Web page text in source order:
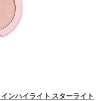
ンハイライト スターライト